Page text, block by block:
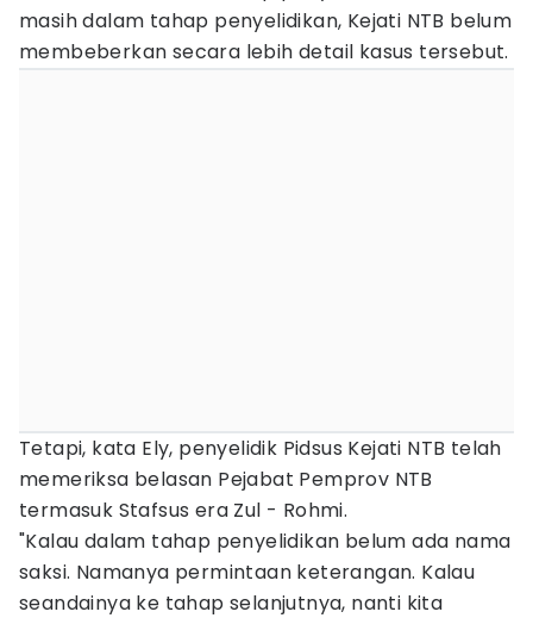
masih dalam tahap penyelidikan, Kejati NTB belum
membeberkan secara lebih detail kasus tersebut.
Tetapi, kata Ely, penyelidik Pidsus Kejati NTB telah
memeriksa belasan Pejabat Pemprov NTB
termasuk Stafsus era Zul - Rohmi.
"Kalau dalam tahap penyelidikan belum ada nama
saksi. Namanya permintaan keterangan. Kalau
seandainya ke tahap selanjutnya, nanti kita